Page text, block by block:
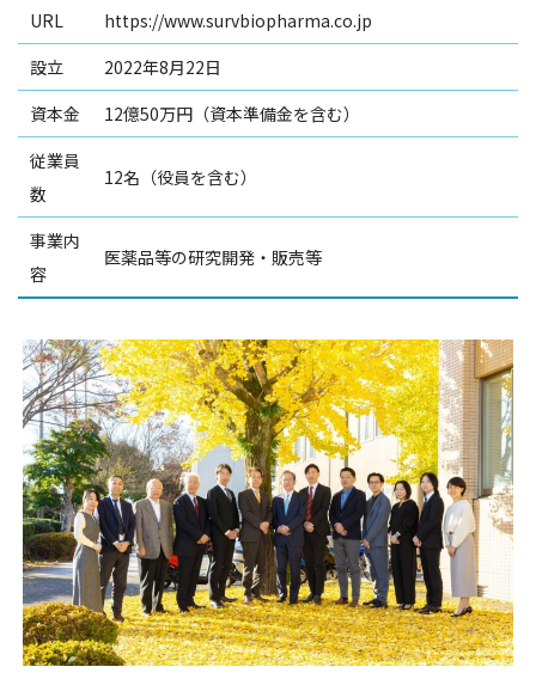
URL
https://www.survbiopharma.co.jp
設立
2022年8月22日
資本金
12億50万円（資本準備金を含む）
従業員
数
12名（役員を含む）
事業内
容
医薬品等の研究開発・販売等